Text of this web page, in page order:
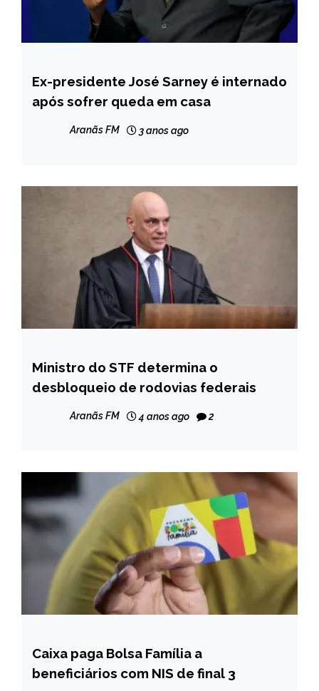
BRASIL
NOTÍCIAS
Ex-presidente José Sarney é internado
após sofrer queda em casa
Aranãs FM 3 anos ago
BRASIL
CAPELINHA
NOTÍCIAS
Ministro do STF determina o
desbloqueio de rodovias federais
Aranãs FM 4 anos ago 2
BRASIL
NOTÍCIAS
Caixa paga Bolsa Família a
beneficiários com NIS de final 3